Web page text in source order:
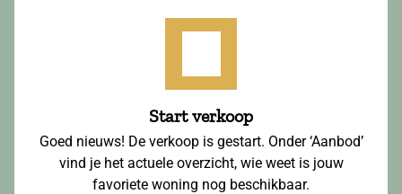
Start verkoop
Goed nieuws! De verkoop is gestart. Onder ‘Aanbod’
vind je het actuele overzicht, wie weet is jouw
favoriete woning nog beschikbaar.